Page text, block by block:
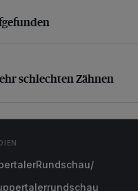
schlechten Zähnen
schlechten Zähnen